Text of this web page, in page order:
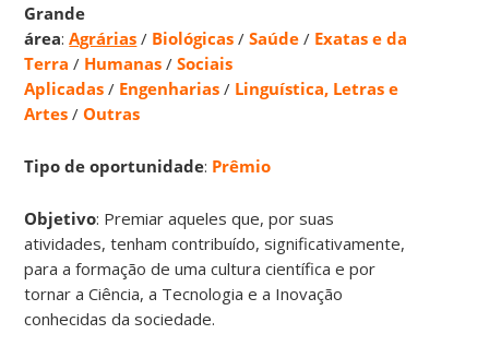
Grande
área:Agrárias / Biológicas /Saúde / Exatas e da
Terra / Humanas /Sociais
Aplicadas / Engenharias / Linguística, Letras e
Artes /Outras
Tipo de oportunidade: Prêmio
Objetivo: Premiar aqueles que, por suas
atividades, tenham contribuído, significativamente,
para a formação de uma cultura científica e por
tornar a Ciência, a Tecnologia e a Inovação
conhecidas da sociedade.